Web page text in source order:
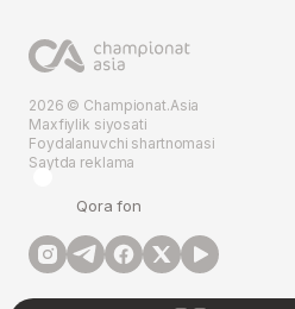
2026 © Championat.Asia
Maxfiylik siyosati
Foydalanuvchi shartnomasi
Saytda reklama
Qora fon